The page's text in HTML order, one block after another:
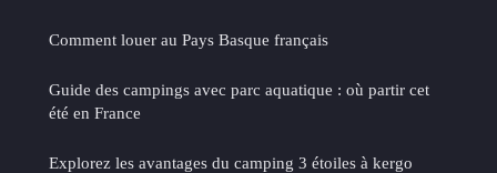
Comment louer au Pays Basque français
Guide des campings avec parc aquatique : où partir cet
été en France
Explorez les avantages du camping 3 étoiles à kergo